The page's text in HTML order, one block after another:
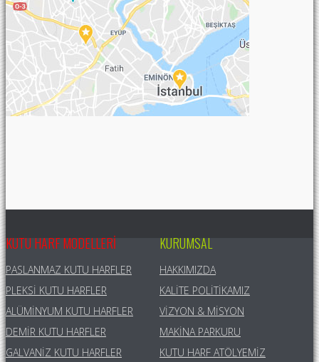
KUTU HARF MODELLERI
PASLANMAZ KUTU HARFLER
PLEKSI KUTU HARFLER
ALÜMINYUM KUTU HARFLER
DEMIR KUTU HARFLER
GALVANIZ KUTU HARFLER
KURUMSAL
HAKKIMIZDA
KALITE POLITIKAMIZ
VIZYON & MISYON
MAKINA PARKURU
KUTU HARF ATÖLYEMIZ